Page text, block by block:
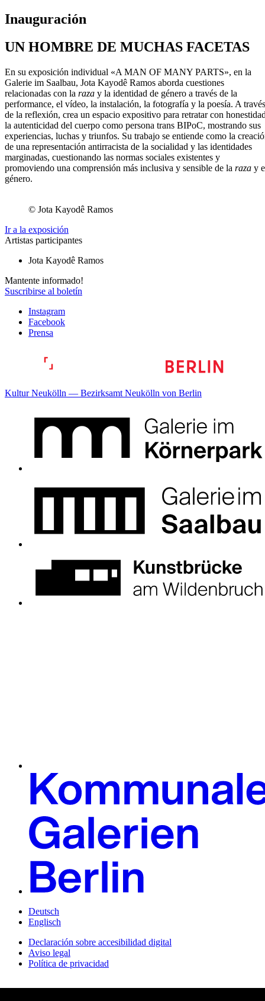
Inauguración
UN HOMBRE DE MUCHAS FACETAS
En su exposición individual «A MAN OF MANY PARTS», en la
Galerie im Saalbau, Jota Kayodê Ramos aborda cuestiones
relacionadas con la raza y la identidad de género a través de la
performance, el vídeo, la instalación, la fotografía y la poesía. A través
de la reflexión, crea un espacio expositivo para retratar con
la autenticidad del cuerpo como persona trans BIPoC, mostrando sus
experiencias, luchas y triunfos. Su trabajo se entiende como la
de una representación antirracista de la socialidad y las identidades
marginadas, cuestionando las normas sociales existentes y
promoviendo una comprensión más inclusiva y sensible de la raza y
género.
© Jota Kayodê Ramos
Ir a la exposición
Artistas participantes
Jota Kayodê Ramos
Mantente informado!
Suscribirse al boletín
Instagram
Facebook
Prensa
Kultur Neukölln — Bezirksamt Neukölln von Berlin
Deutsch
Englisch
Declaración sobre accesibilidad digital
Aviso legal
Política de privacidad